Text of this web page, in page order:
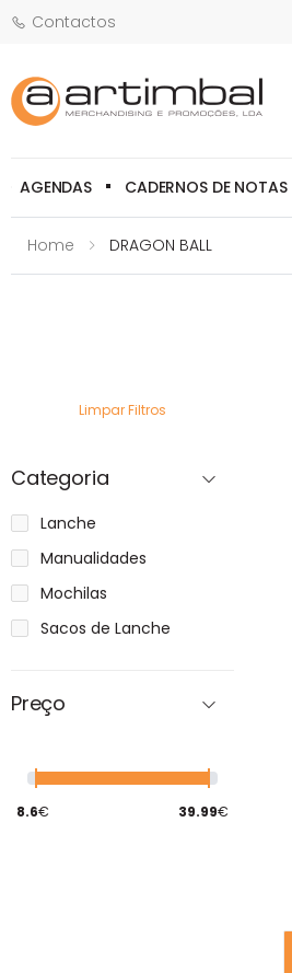
Contactos
AGENDAS CADERNOS DE NOTAS
Home DRAGON BALL
Limpar Filtros
Categoria
Lanche
Manualidades
Mochilas
Sacos de Lanche
Preço
8.6€ 39.99€